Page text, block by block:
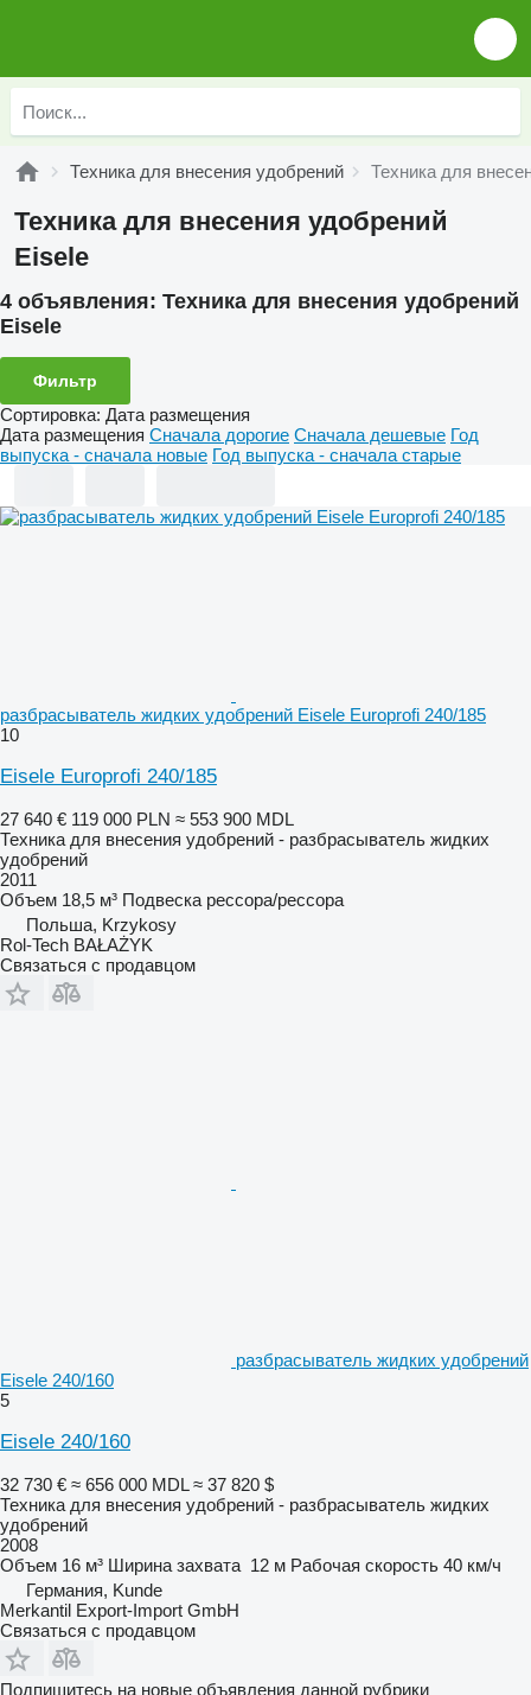
Техника для внесения удобрений Техника для
Техника для внесения удобрений
Eisele
4 объявления: Техника для внесения удобрений
Eisele
Фильтр
Сортировка: Дата размещения
Дата размещения Сначала дорогие Сначала дешевые Год
выпуска - сначала новые Год выпуска - сначала старые
разбрасыватель жидких удобрений Eisele Europrofi 240/185
10
Eisele Europrofi 240/185
27 640 € 119 000 PLN ≈ 553 900 MDL
Техника для внесения удобрений - разбрасыватель жидких
удобрений
2011
Объем 18,5 м³ Подвеска рессора/рессора
Польша, Krzykosy
Rol-Tech BAŁAŻYK
Связаться с продавцом
разбрасыватель жидких удобрений
Eisele 240/160
5
Eisele 240/160
32 730 € ≈ 656 000 MDL ≈ 37 820 $
Техника для внесения удобрений - разбрасыватель жидких
удобрений
2008
Объем 16 м³ Ширина захвата 12 м Рабочая скорость 40 км/ч
Германия, Kunde
Merkantil Export-Import GmbH
Связаться с продавцом
Подпишитесь на новые объявления данной рубрики